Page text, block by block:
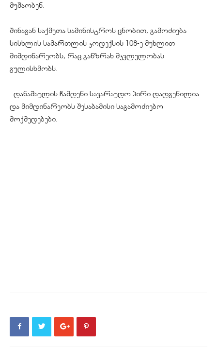
მუშაობენ.
შინაგან საქმეთა სამინისტროს ცნობით, გამოძიება
სისხლის სამართლის კოდექსის 108-ე მუხლით
მიმდინარეობს, რაც განზრახ მკვლელობას
გულისხმობს.
დანაშაულის ჩამდენი სავარაუდო პირი დადგენილია
და მიმდინარეობს შესაბამისი საგამოძიებო
მოქმედებები.